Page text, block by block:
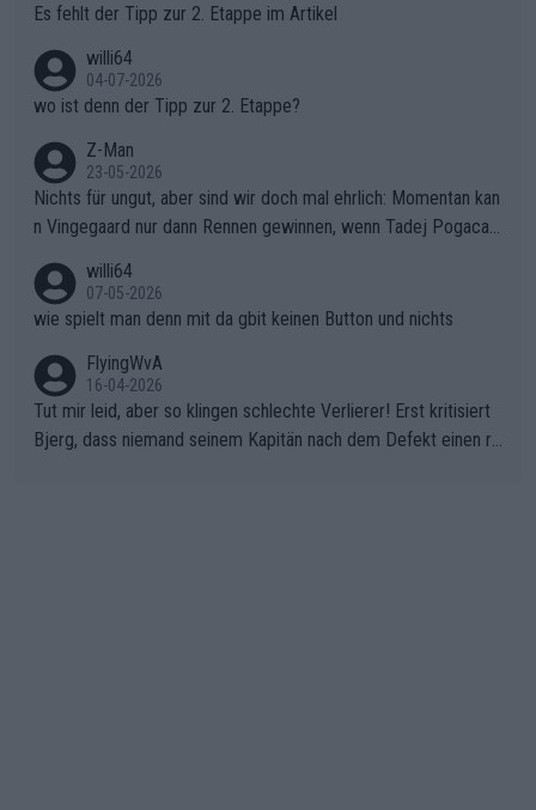
Es fehlt der Tipp zur 2. Etappe im Artikel
willi64
04-07-2026
wo ist denn der Tipp zur 2. Etappe?
Z-Man
23-05-2026
Nichts für ungut, aber sind wir doch mal ehrlich: Momentan kan
n Vingegaard nur dann Rennen gewinnen, wenn Tadej Pogacar
willi64
07-05-2026
wie spielt man denn mit da gbit keinen Button und nichts
FlyingWvA
16-04-2026
Tut mir leid, aber so klingen schlechte Verlierer! Erst kritisiert
Bjerg, dass niemand seinem Kapitän nach dem Defekt einen ro